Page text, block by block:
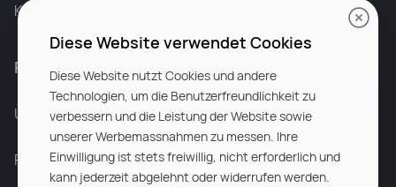
Karriere bei Rocken
Für Unternehmen
Unsere Dienstleistungen
Partnerunternehmen
Diese Website verwendet Cookies
Diese Website nutzt Cookies und andere
Technologien, um die Benutzerfreundlichkeit zu
verbessern und die Leistung der Website sowie
unserer Werbemassnahmen zu messen. Ihre
Einwilligung ist stets freiwillig, nicht erforderlich und
kann jederzeit abgelehnt oder widerrufen werden.